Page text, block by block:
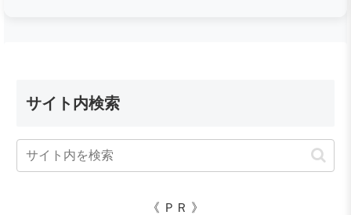
サイト内検索
《 ＰＲ 》